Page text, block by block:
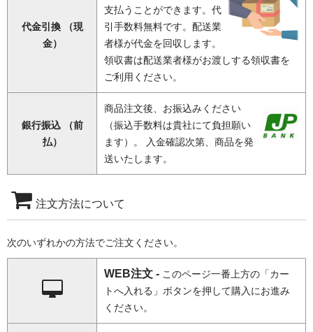
代金引換 （現
金）
支払うことができます。代
引手数料無料です。配送業
者様が代金を回収します。
領収書は配送業者様がお渡しする領収書を
ご利用ください。
銀行振込 （前
払）
商品注文後、お振込みください
（振込手数料は貴社にて負担願い
ます）。 入金確認次第、商品を発
送いたします。
注文方法について
次のいずれかの方法でご注文ください。
WEB注文 - このページ一番上方の「カー
トへ入れる」ボタンを押して購入にお進み
ください。